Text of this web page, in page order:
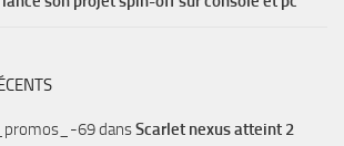
69dansScarlet nexus atteint 2